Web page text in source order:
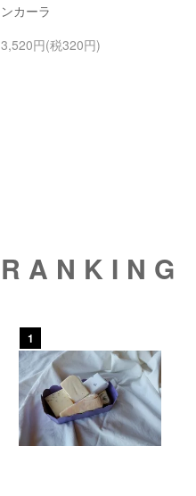
ンカーラ
3,520円(税320円)
RANKING
1